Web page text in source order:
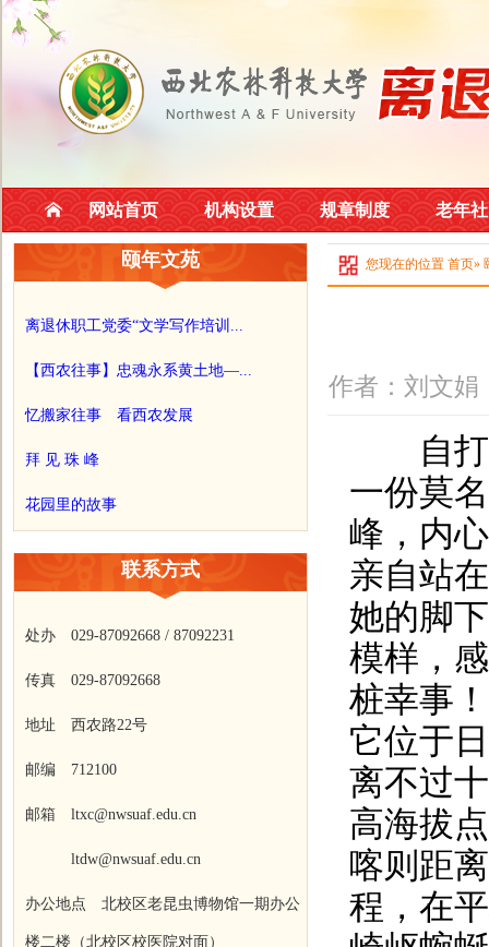
网站首页 机构设置 规章制度 老年
颐年文苑
离退休职工党委“文学写作培训...
【西农往事】忠魂永系黄土地—...
忆搬家往事 看西农发展
拜 见 珠 峰
花园里的故事
联系方式
处办 029-87092668 / 87092231
传真 029-87092668
地址 西农路22号
邮编 712100
邮箱 ltxc@nwsuaf.edu.cn
ltdw@nwsuaf.edu.cn
办公地点 北校区老昆虫博物馆一期办公
楼二楼（北校区校医院对面）
您现在的位置 首页»
作者：刘文
自打
一份莫
峰，内
亲自站
她的脚
模样，
桩幸事
它位于
离不过
高海拔
喀则距
程，在